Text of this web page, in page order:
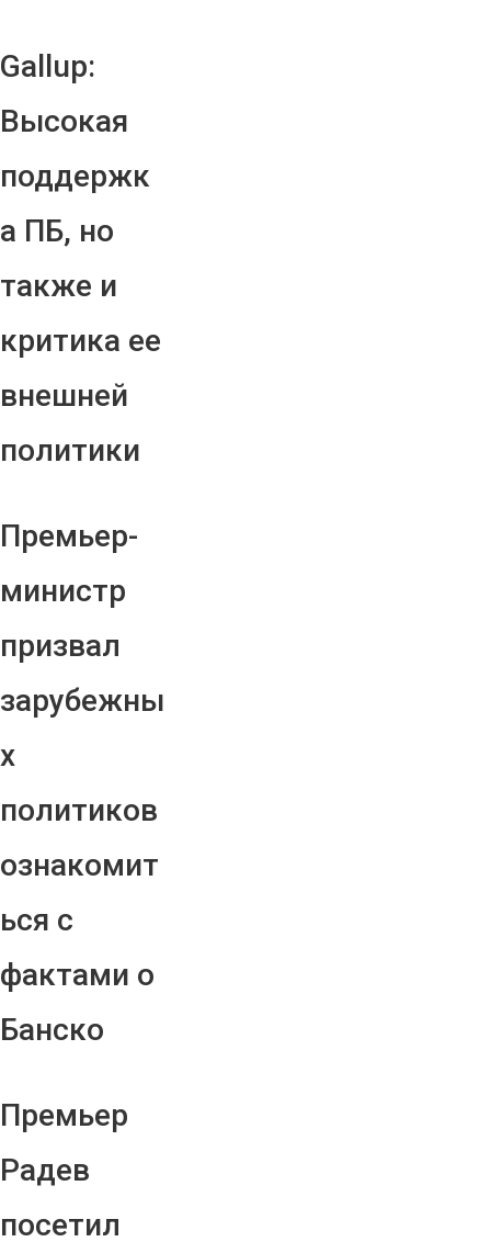
Gallup:
Высокая
поддержк
а ПБ, но
также и
критика ее
внешней
политики
Премьер-
министр
призвал
зарубежны
х
политиков
ознакомит
ься с
фактами о
Банско
Премьер
Радев
посетил